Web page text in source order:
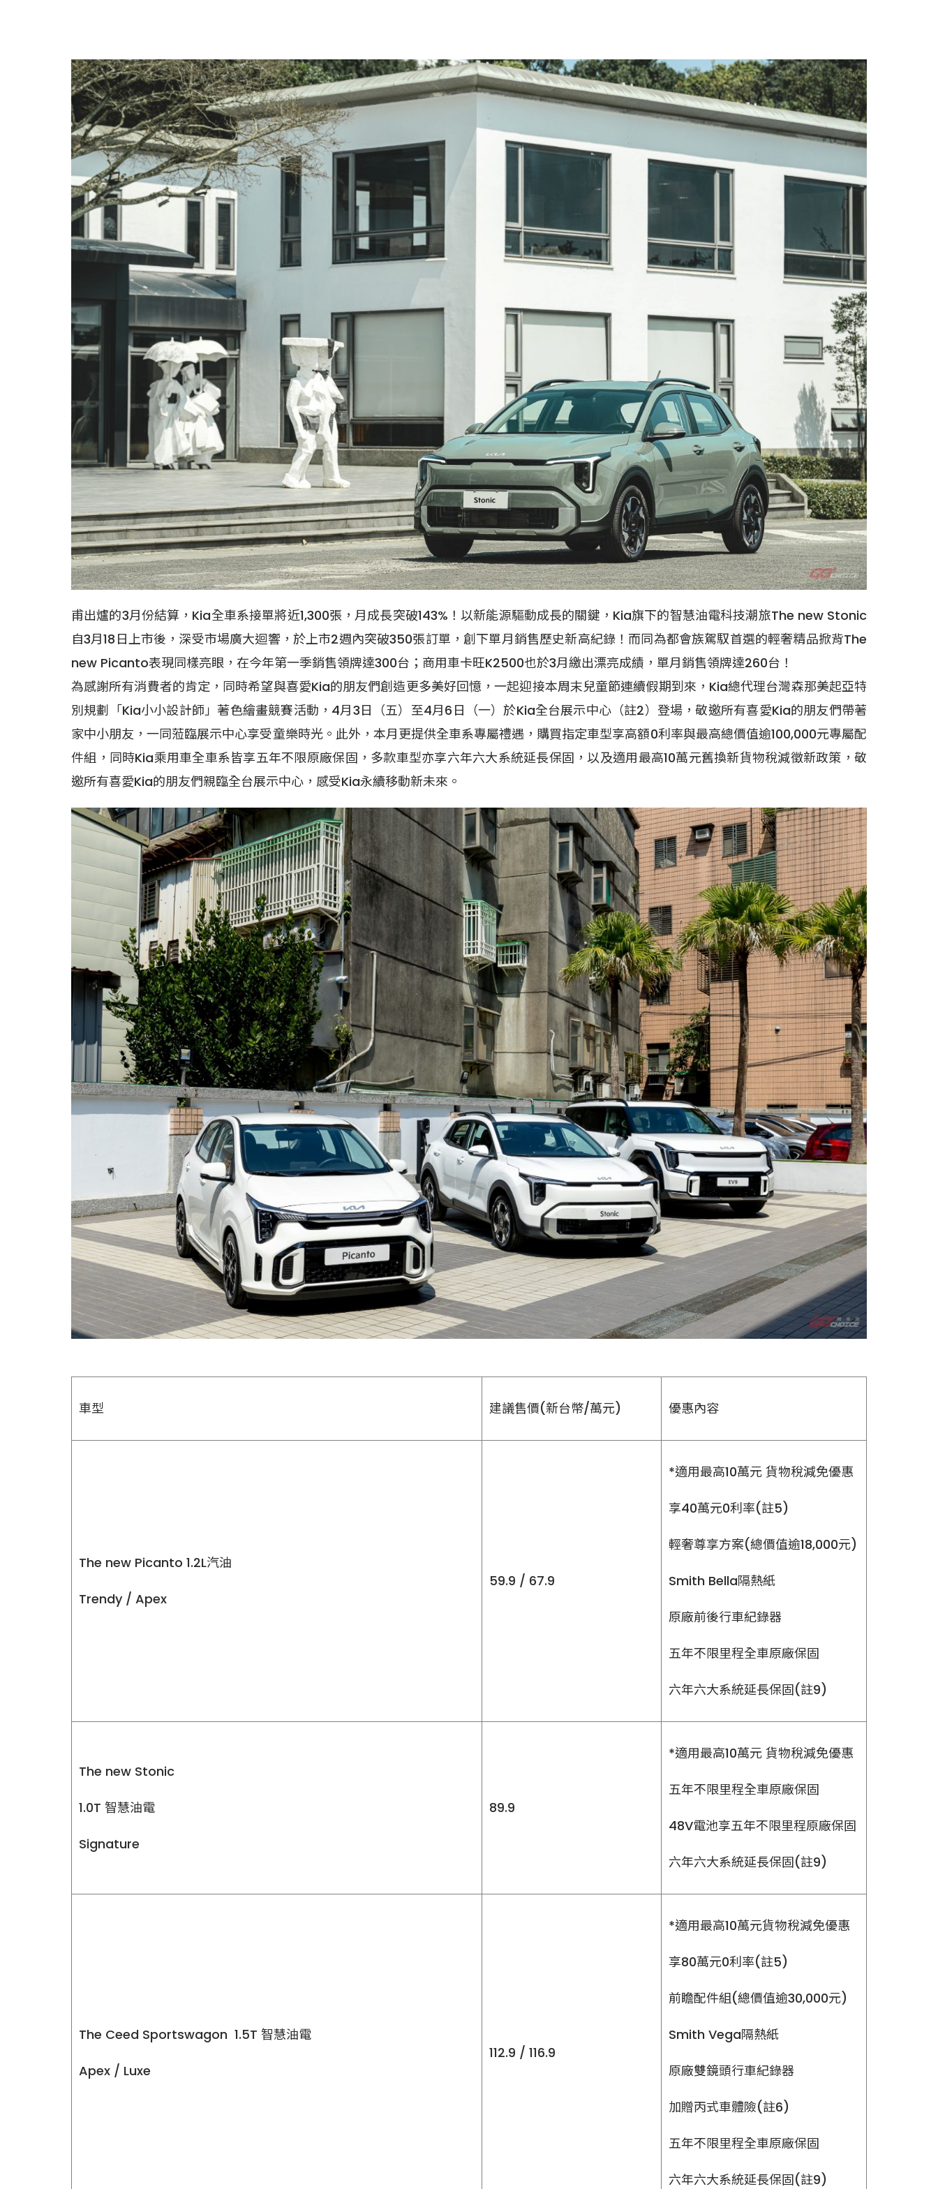
甫出爐的3月份結算，Kia全車系接單將近1,300張，月成長突破143%！以新能源驅動成長的關鍵，Kia旗下的智慧油電科技潮旅The new Stonic
自3月18日上市後，深受市場廣大迴響，於上市2週內突破350張訂單，創下單月銷售歷史新高紀錄！而同為都會族駕馭首選的輕奢精品掀背The
new Picanto表現同樣亮眼，在今年第一季銷售領牌達300台；商用車卡旺K2500也於3月繳出漂亮成績，單月銷售領牌達260台！
為感謝所有消費者的肯定，同時希望與喜愛Kia的朋友們創造更多美好回憶，一起迎接本周末兒童節連續假期到來，Kia總代理台灣森那美起亞特
別規劃「Kia小小設計師」著色繪畫競賽活動，4月3日（五）至4月6日（一）於Kia全台展示中心（註2）登場，敬邀所有喜愛Kia的朋友們帶著
家中小朋友，一同蒞臨展示中心享受童樂時光。此外，本月更提供全車系專屬禮遇，購買指定車型享高額0利率與最高總價值逾100,000元專屬配
件組，同時Kia乘用車全車系皆享五年不限原廠保固，多款車型亦享六年六大系統延長保固，以及適用最高10萬元舊換新貨物稅減徵新政策，敬
邀所有喜愛Kia的朋友們親臨全台展示中心，感受Kia永續移動新未來。
車型 建議售價(新台幣/萬元) 優惠內容
The new Picanto 1.2L汽油
Trendy / Apex
59.9 / 67.9
*適用最高10萬元 貨物稅減免優惠
享40萬元0利率(註5)
輕奢尊享方案(總價值逾18,000元)
Smith Bella隔熱紙
原廠前後行車紀錄器
五年不限里程全車原廠保固
六年六大系統延長保固(註9)
The new Stonic
1.0T 智慧油電
Signature
89.9
*適用最高10萬元 貨物稅減免優惠
五年不限里程全車原廠保固
48V電池享五年不限里程原廠保固
六年六大系統延長保固(註9)
The Ceed Sportswagon 1.5T 智慧油電
Apex / Luxe
112.9 / 116.9
*適用最高10萬元貨物稅減免優惠
享80萬元0利率(註5)
前瞻配件組(總價值逾30,000元)
Smith Vega隔熱紙
原廠雙鏡頭行車紀錄器
加贈丙式車體險(註6)
五年不限里程全車原廠保固
六年六大系統延長保固(註9)